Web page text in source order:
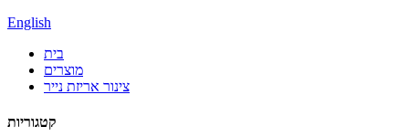
English
בית
מוצרים
צינור אריזת נייר
קטגוריות